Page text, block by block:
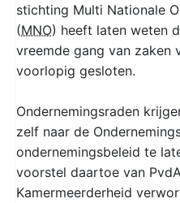
stichting Multi Nationale
(MNO) heeft laten weten
vreemde gang van zaken
voorlopig gesloten.
Ondernemingsraden
zelf naar de
ondernemingsbeleid te
voorstel daartoe van
Kamermeerderheid